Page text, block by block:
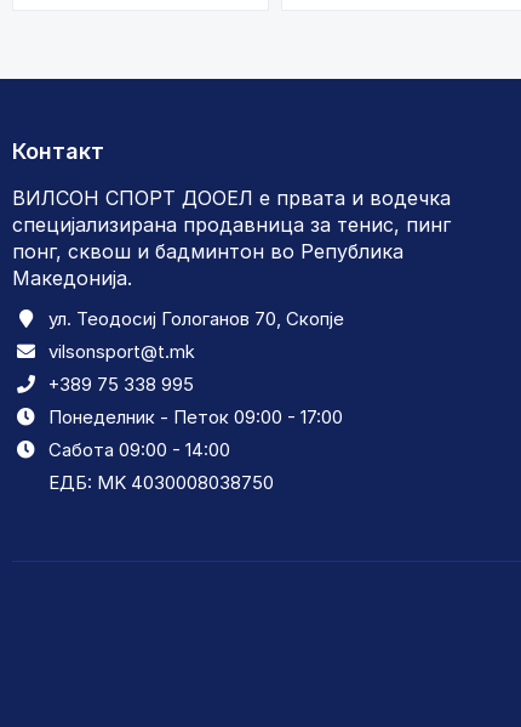
Контакт
ВИЛСОН СПОРТ ДООЕЛ е првата и водечка
специјализирана продавница за тенис, пинг
понг, сквош и бадминтон во Република
Македонија.
ул. Теодосиј Гологанов 70, Скопје
vilsonsport@t.mk
+389 75 338 995
Понеделник - Петок 09:00 - 17:00
Сабота 09:00 - 14:00
ЕДБ: MK 4030008038750